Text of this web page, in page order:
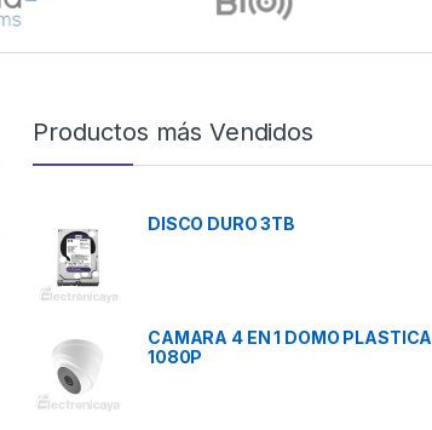
Productos más Vendidos
DISCO DURO 3TB
CAMARA 4 EN 1 DOMO PLASTICA
1080P